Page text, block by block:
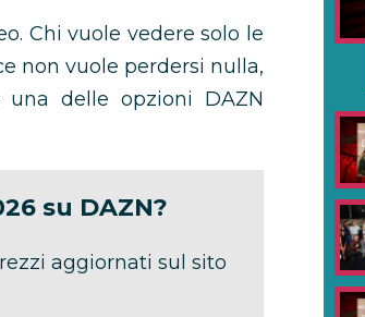
Chi vuole vedere solo le
non vuole perdersi nulla,
delle opzioni DAZN
su DAZN?
aggiornati sul sito